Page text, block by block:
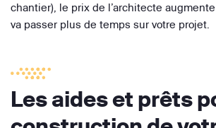
chantier), le prix de l’architecte
va passer plus de temps sur votre projet.
Les aides et prêts